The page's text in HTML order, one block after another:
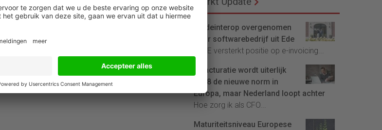
Tradeinterop overgenomen
door softwarebedrijf uit Ede
4CEE versterkt positie op e-invoicing...
E-facturatie wordt uiterlijk
2028 de nieuwe norm in
Europa, maar Nederland loopt achter
Hoe zorg ik als CFO...
Maturiteitsniveau Europese